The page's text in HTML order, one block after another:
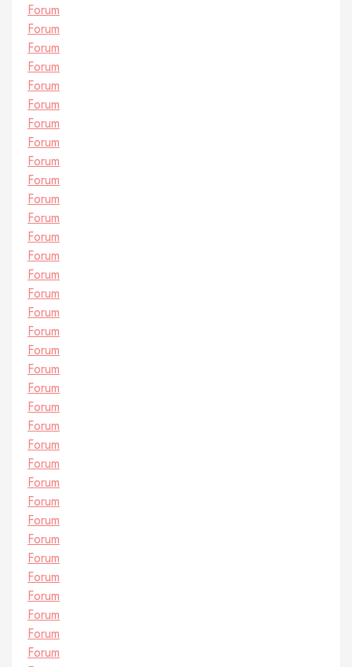
Forum
Forum
Forum
Forum
Forum
Forum
Forum
Forum
Forum
Forum
Forum
Forum
Forum
Forum
Forum
Forum
Forum
Forum
Forum
Forum
Forum
Forum
Forum
Forum
Forum
Forum
Forum
Forum
Forum
Forum
Forum
Forum
Forum
Forum
Forum